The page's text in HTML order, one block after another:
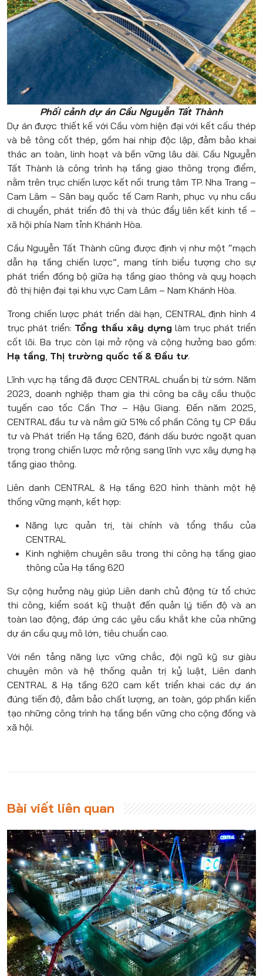
Phối cảnh dự án Cầu Nguyễn Tất Thành
Dự án được thiết kế với Cầu vòm hiện đại với kết cấu thép
và bê tông cốt thép, gồm hai nhịp độc lập, đảm bảo khai
thác an toàn, linh hoạt và bền vững lâu dài. Cầu Nguyễn
Tất Thành là công trình hạ tầng giao thông trọng điểm,
nằm trên trục chiến lược kết nối trung tâm TP. Nha Trang –
Cam Lâm – Sân bay quốc tế Cam Ranh, phục vụ nhu cầu
di chuyển, phát triển đô thị và thúc đẩy liên kết kinh tế –
xã hội phía Nam tỉnh Khánh Hòa.
Cầu Nguyễn Tất Thành cũng được định vị như một “mạch
dẫn hạ tầng chiến lược”, mang tính biểu tượng cho sự
phát triển đồng bộ giữa hạ tầng giao thông và quy hoạch
đô thị hiện đại tại khu vực Cam Lâm – Nam Khánh Hòa.
Trong chiến lược phát triển dài hạn, CENTRAL định hình 4
trục phát triển: Tổng thầu xây dựng làm trục phát triển
cốt lõi. Ba trục còn lại mở rộng và cộng hưởng bao gồm:
Hạ tầng, Thị trường quốc tế & Đầu tư.
Lĩnh vực hạ tầng đã được CENTRAL chuẩn bị từ sớm. Năm
2023, doanh nghiệp tham gia thi công ba cây cầu thuộc
tuyến cao tốc Cần Thơ – Hậu Giang. Đến năm 2025,
CENTRAL đầu tư và nắm giữ 51% cổ phần Công ty CP Đầu
tư và Phát triển Hạ tầng 620, đánh dấu bước ngoặt quan
trọng trong chiến lược mở rộng sang lĩnh vực xây dựng hạ
tầng giao thông.
Liên danh CENTRAL & Hạ tầng 620 hình thành một hệ
thống vững mạnh, kết hợp:
Năng lực quản trị, tài chính và tổng thầu của
CENTRAL
Kinh nghiệm chuyên sâu trong thi công hạ tầng giao
thông của Hạ tầng 620
Sự cộng hưởng này giúp Liên danh chủ động từ tổ chức
thi công, kiểm soát kỹ thuật đến quản lý tiến độ và an
toàn lao động, đáp ứng các yêu cầu khắt khe của những
dự án cầu quy mô lớn, tiêu chuẩn cao.
Với nền tảng năng lực vững chắc, đội ngũ kỹ sư giàu
chuyên môn và hệ thống quản trị kỷ luật, Liên danh
CENTRAL & Hạ tầng 620 cam kết triển khai các dự án
đúng tiến độ, đảm bảo chất lượng, an toàn, góp phần kiến
tạo những công trình hạ tầng bền vững cho cộng đồng và
xã hội.
Bài viết liên quan